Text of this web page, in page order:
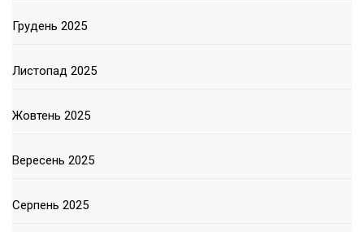
Грудень 2025
Листопад 2025
Жовтень 2025
Вересень 2025
Серпень 2025